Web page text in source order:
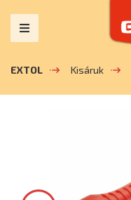
EXTOL Kisáruk